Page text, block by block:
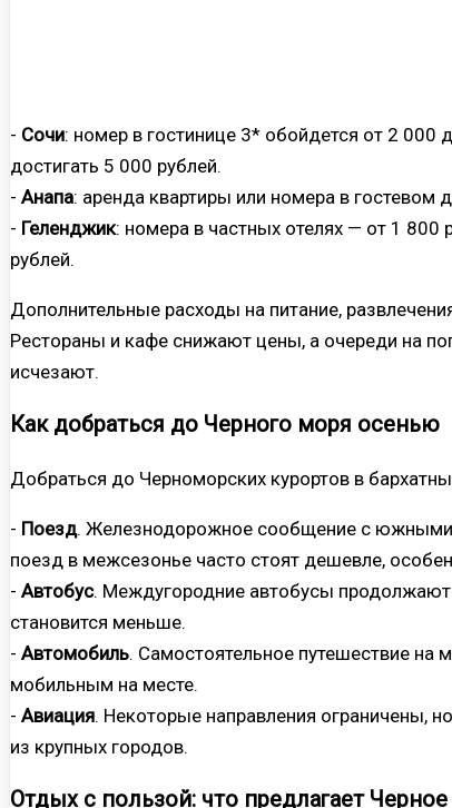
- Сочи: номер в гостинице 3* обойдется от 2 000
достигать 5 000 рублей.
- Анапа: аренда квартиры или номера в гостевом
- Геленджик: номера в частных отелях — от 1 800
рублей.
Дополнительные расходы на питание,
Рестораны и кафе снижают цены, а очереди на
исчезают.
Как добраться до Черного моря осенью
Добраться до Черноморских курортов в
- Поезд. Железнодорожное сообщение с южными
поезд в межсезонье часто стоят дешевле,
- Автобус. Междугородние автобусы
становится меньше.
- Автомобиль. Самостоятельное путешествие на
мобильным на месте.
- Авиация. Некоторые направления ограничены,
из крупных городов.
Отдых с пользой: что предлагает